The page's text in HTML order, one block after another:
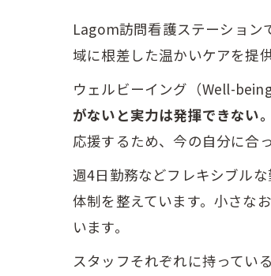
Lagom訪問看護ステーション
域に根差した温かいケアを提
ウェルビーイング（Well-
がないと実力は発揮できない
応援するため、今の自分に合
週4日勤務などフレキシブル
体制を整えています。小さな
います。
スタッフそれぞれに持ってい